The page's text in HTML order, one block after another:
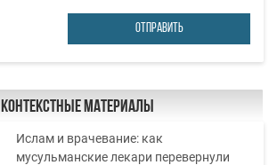
ОТПРАВИТЬ
Контекстные материалы
Ислам и врачевание: как
мусульманские лекари перевернули